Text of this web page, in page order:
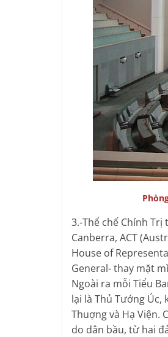
Phòng họp
3.-Thể chế Chính
Canberra, ACT
House of
General- thay mặt
Ngoài ra mỗi Tiểu
lại là Thủ Tướng Úc,
Thuợng và Hạ Viện.
do dân bầu, từ hai